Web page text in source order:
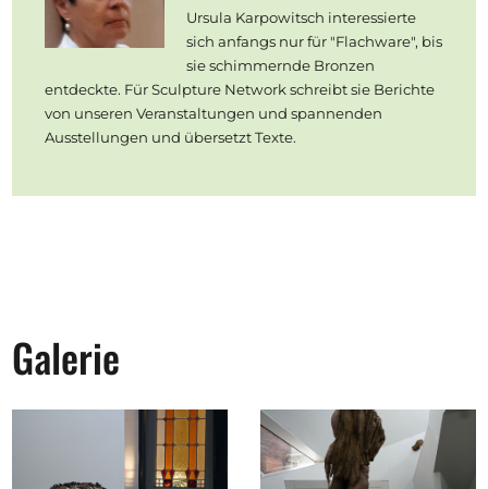
Ursula Karpowitsch interessierte
sich anfangs nur für "Flachware", bis
sie schimmernde Bronzen
entdeckte. Für Sculpture Network schreibt sie Berichte
von unseren Veranstaltungen und spannenden
Ausstellungen und übersetzt Texte.
Galerie